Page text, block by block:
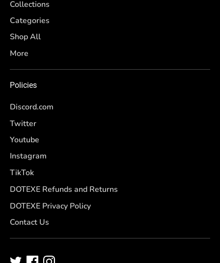
Collections
Categories
Shop All
More
Policies
Discord.com
Twitter
Youtube
Instagram
TikTok
DOTEXE Refunds and Returns
DOTEXE Privacy Policy
Contact Us